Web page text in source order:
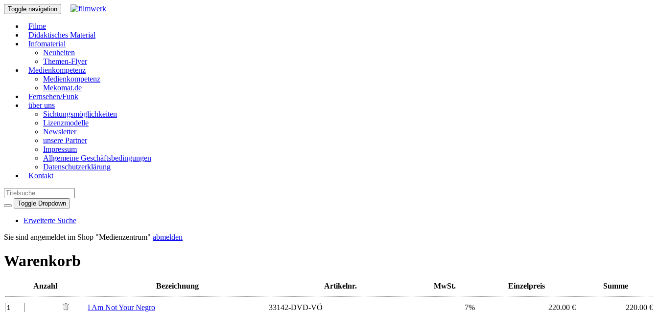
Toggle navigation
Filme
Didaktisches Material
Infomaterial
Neuheiten
Themen-Flyer
Medienkompetenz
Medienkompetenz
Mekomat.de
Fernsehen/Funk
über uns
Sichtungsmöglichkeiten
Lizenzmodelle
Newsletter
unsere Partner
Impressum
Allgemeine Geschäftsbedingungen
Datenschutzerklärung
Kontakt
Toggle Dropdown
Erweiterte Suche
Sie sind angemeldet im Shop "Medienzentrum" abmelden
Warenkorb
Anzahl Bezeichnung Artikelnr. MwSt. Einzelpreis Summe
I Am Not Your Negro 33142-DVD-VÖ 7% 220.00 € 220.00 €